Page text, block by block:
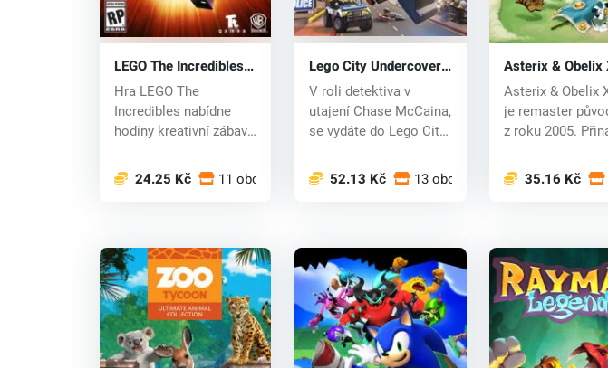
LEGO The Incredibles
(PC) CD key
Hra LEGO The
Incredibles nabídne
hodiny kreativní zábavy
24.25 Kč 11 obchodech
Lego City Undercover
(PC) CD key
V roli detektiva v
utajení Chase McCaina,
se vydáte do Lego City
52.13 Kč 13 obchodech
Asterix & Obelix
(PC) CD key
Asterix & Obelix
je remaster
z roku 2005.
35.16 Kč